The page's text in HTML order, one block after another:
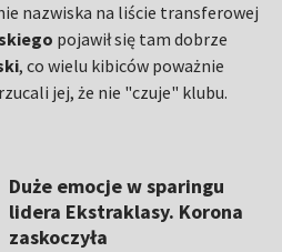
nazwiska na liście transferowej
pojawił się tam dobrze
, co wielu kibiców poważnie
jej, że nie "czuje" klubu.
Duże emocje w sparingu
lidera Ekstraklasy. Korona
zaskoczyła